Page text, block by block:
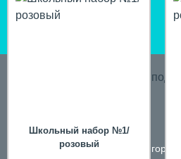
Школьный набор №1/
розовый
телефон в городе